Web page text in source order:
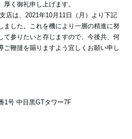
く御礼申し上げます。
店は、2021年10月11日（月）より下記
ました。これを機により一層の精進に努
て参りたいと存じますので、今後共、何
ご鞭撻を賜りますよう宜しくお願い申し
1号 中目黒GTタワー7F